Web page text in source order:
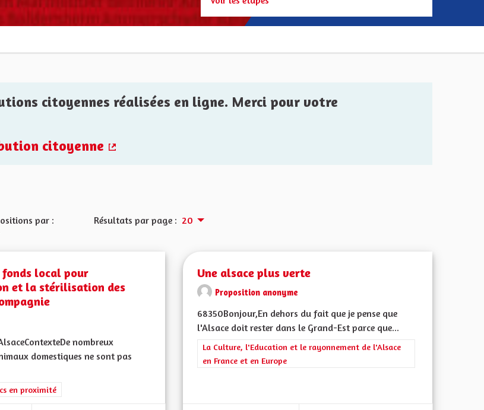
citoyennes réalisées en ligne. Merci pour votre
citoyenne
par :
Résultats par page : 20
fonds local pour
et la stérilisation des
nombreux
domestiques ne sont pas
de la catégorie : Les services publics en proximité
en proximité
Une alsace plus verte
Proposition anonyme
68350Bonjour,En dehors du fait que je pense que
l'Alsace doit rester dans le Grand-Est parce que...
Filtrer les résultats de la catégorie : La Culture, l'Education et le
La Culture, l'Education et le rayonnement de l'Alsace
en France et en Europe